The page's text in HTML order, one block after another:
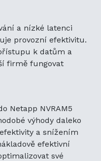
a nízké latenci
provozní efektivitu.
k datům a
firmě fungovat
Netapp NVRAM5
výhody daleko
a snížením
efektivní
své